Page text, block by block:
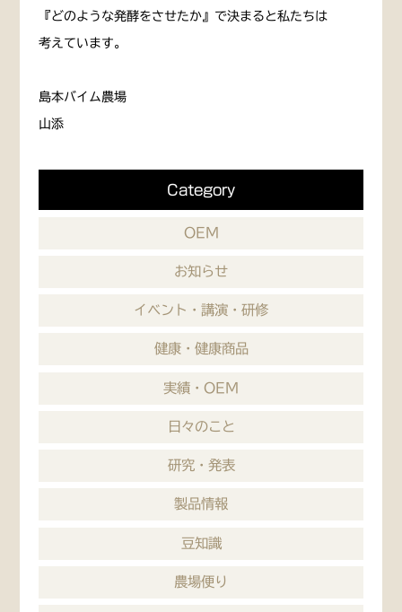
『どのような発酵をさせたか』で決まると私たちは
考えています。
島本バイム農場
山添
Category
OEM
お知らせ
イベント・講演・研修
健康・健康商品
実績・OEM
日々のこと
研究・発表
製品情報
豆知識
農場便り